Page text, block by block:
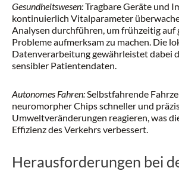
Gesundheitswesen:Tragbare Geräte und
kontinuierlich Vitalparameter
Analysen durchführen, um frühzeitig auf
Probleme aufmerksam zu machen. Die
Datenverarbeitung gewährleistet dabei
sensibler Patientendaten.
Autonomes Fahren:Selbstfahrende
neuromorpher Chips schneller und
Umweltveränderungen reagieren, was
Effizienz des Verkehrs verbessert.
Herausforderungen bei